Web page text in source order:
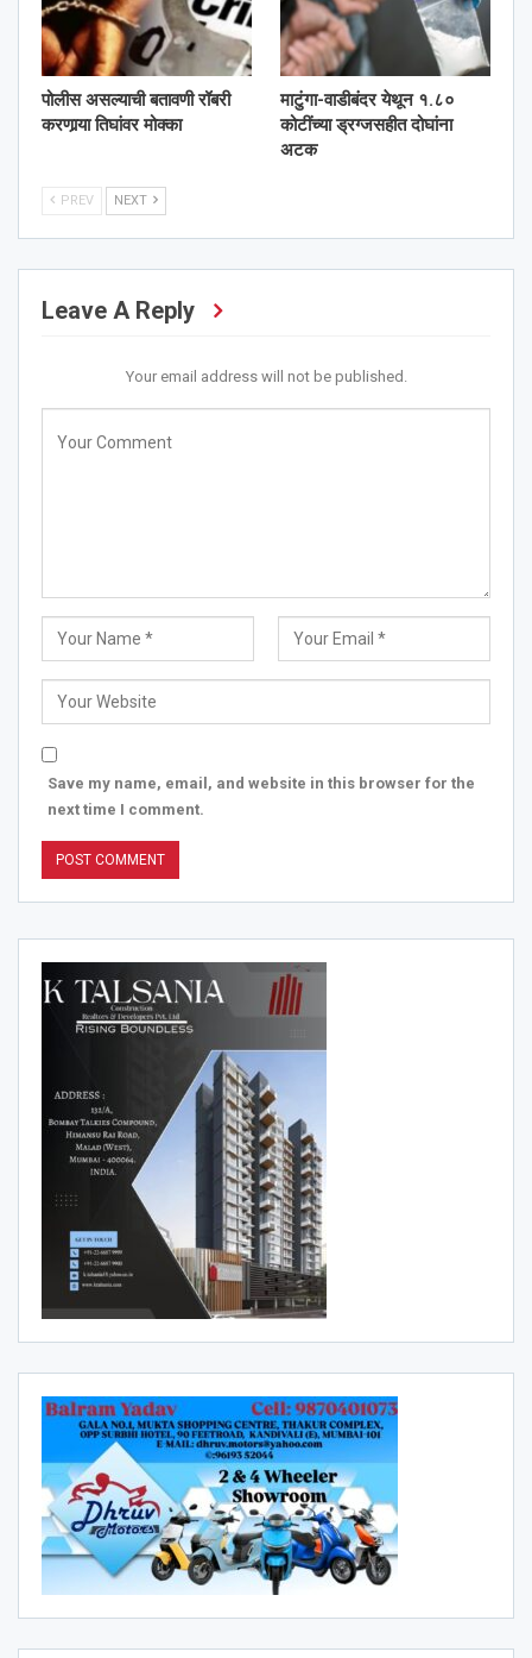
पोलीस असल्याची बतावणी रॉबरी
करणार्‍या तिघांवर मोक्का
माटुंगा-वाडीबंदर येथून १.८०
कोटींच्या ड्रग्जसहीत दोघांना
अटक
PREV NEXT
Leave A Reply
Your email address will not be published.
Save my name, email, and website in this browser for the
next time I comment.